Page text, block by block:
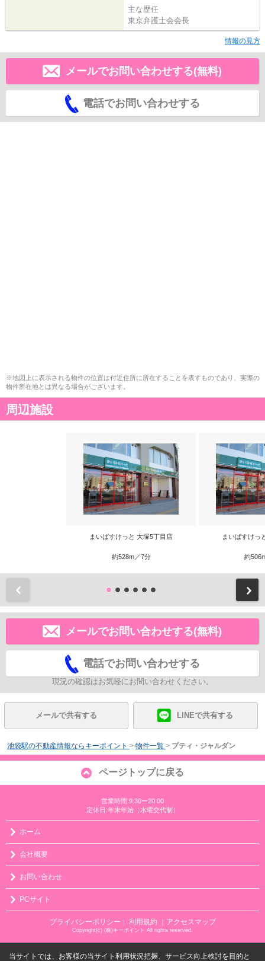
主な歴任
東京弁護士会会長
情報の見方
メールでお問い合わせする(無料)
電話でお問い合わせする
※地図上に表示される物件の位置は付近住所に所在することを表すものであり、実際の
物件所在地とは異なる場合がございます。
周辺施設
まいばすけっと 大塚5丁目店
約528m／7分
まいばすけっ
約
メールでお問い合わせする(無料)
電話でお問い合わせする
現況の確認はお気軽にお問い合わせください。
メールで共有する LINEで共有する
池袋駅の不動産情報ならキーポイント > 物件一覧 > プティ・ジャルダン
ページトップに戻る
営業時間:9:30ー20:00
定休日:年末年始（水曜交代制）
ホーム
会社概要
お問い合わせ
PCサイト
プライバシーポリシー 利用規約 ｜アクセスマップ
Copyright(c) (株)キーポイント All rights reserved.
当サイトでは、お客様の当サイト利用状況把握、サービス向上検討を目的と